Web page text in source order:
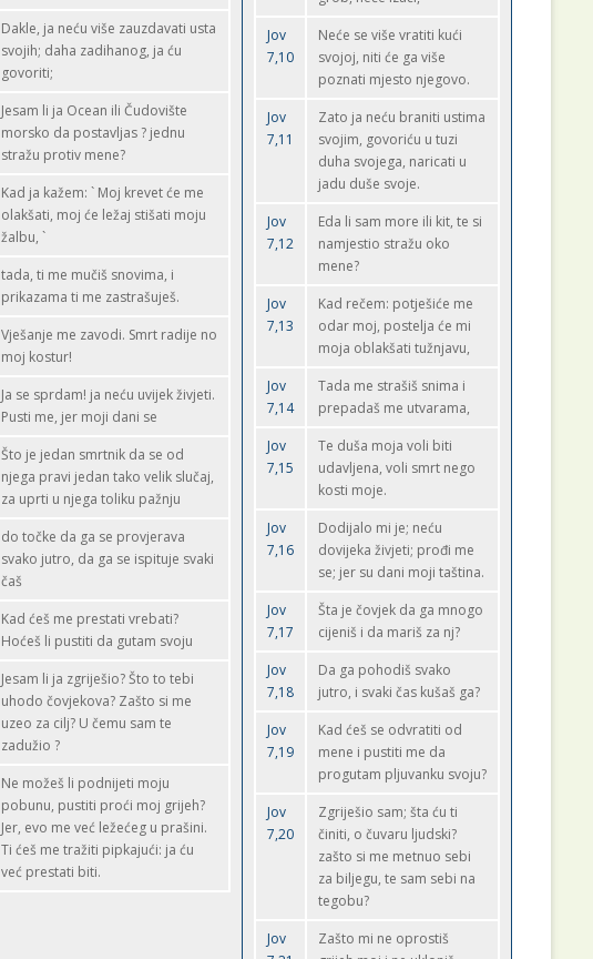
Dakle, ja neću više zauzdavati usta
svojih; daha zadihanog, ja ću
govoriti;
Jesam li ja Ocean ili Čudovište
morsko da postavljas ? jednu
stražu protiv mene?
Kad ja kažem: ` Moj krevet će me
olakšati, moj će ležaj stišati moju
žalbu, `
tada, ti me mučiš snovima, i
prikazama ti me zastrašuješ.
Vješanje me zavodi. Smrt radije no
moj kostur!
Ja se sprdam! ja neću uvijek živjeti.
Pusti me, jer moji dani se
Što je jedan smrtnik da se od
njega pravi jedan tako velik slučaj,
za uprti u njega toliku pažnju
do točke da ga se provjerava
svako jutro, da ga se ispituje svaki
čaš
Kad ćeš me prestati vrebati?
Hoćeš li pustiti da gutam svoju
Jesam li ja zgriješio? Što to tebi
uhodo čovjekova? Zašto si me
uzeo za cilj? U čemu sam te
zadužio ?
Ne možeš li podnijeti moju
pobunu, pustiti proći moj grijeh?
Jer, evo me već ležećeg u prašini.
Ti ćeš me tražiti pipkajući: ja ću
već prestati biti.
Jov
7,10
Neće se više vratiti kući
svojoj, niti će ga više
poznati mjesto njegovo.
Jov
7,11
Zato ja neću braniti ustima
svojim, govoriću u tuzi
duha svojega, naricati u
jadu duše svoje.
Jov
7,12
Eda li sam more ili kit, te si
namjestio stražu oko
mene?
Jov
7,13
Kad rečem: potješiće me
odar moj, postelja će mi
moja oblakšati tužnjavu,
Jov
7,14
Tada me strašiš snima i
prepadaš me utvarama,
Jov
7,15
Te duša moja voli biti
udavljena, voli smrt nego
kosti moje.
Jov
7,16
Dodijalo mi je; neću
dovijeka živjeti; prođi me
se; jer su dani moji taština.
Jov
7,17
Šta je čovjek da ga mnogo
cijeniš i da mariš za nj?
Jov
7,18
Da ga pohodiš svako
jutro, i svaki čas kušaš ga?
Jov
7,19
Kad ćeš se odvratiti od
mene i pustiti me da
progutam pljuvanku svoju?
Jov
7,20
Zgriješio sam; šta ću ti
činiti, o čuvaru ljudski?
zašto si me metnuo sebi
za biljegu, te sam sebi na
tegobu?
Jov
Zašto mi ne oprostiš